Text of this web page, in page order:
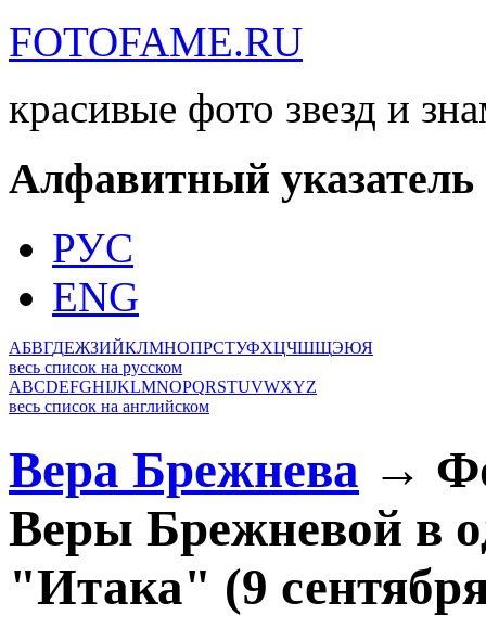
FOTOFAME.RU
красивые фото звезд и
Алфавитный указатель
РУС
ENG
АБВГДЕЖЗИЙКЛМНОПРСТУФХЦЧШЩЭЮЯ
весь список на русском
ABCDEFGHIJKLMNOPQRSTUVWXYZ
весь список на английском
Вера Брежнева →
Веры Брежневой в
"Итака" (9